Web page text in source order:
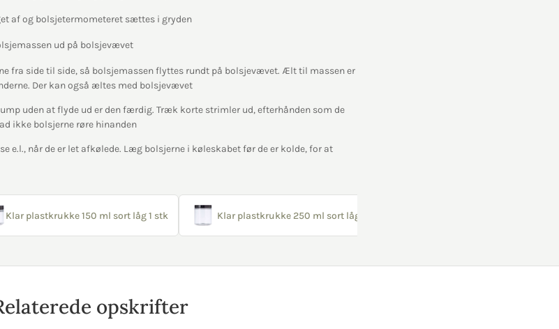
af og bolsjetermometeret sættes i gryden
ud på bolsjevævet
fra side til side, så bolsjemassen flyttes rundt på bolsjevævet. Ælt til massen er
Der kan også æltes med bolsjevævet
uden at flyde ud er den færdig. Træk korte strimler ud, efterhånden som de
ikke bolsjerne røre hinanden
e.l., når de er let afkølede. Læg bolsjerne i køleskabet før de er kolde, for at
Klar plastkrukke 150 ml sort låg 1 stk Klar plastkrukke 250 ml sort låg 1 stk
opskrifter